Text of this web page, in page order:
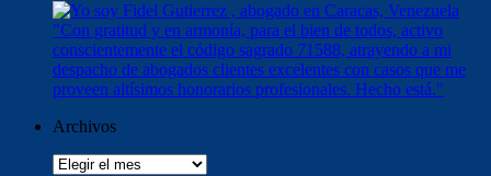
Archivos
Archivos